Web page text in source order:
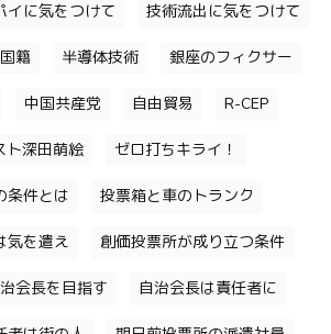
イに気をつけて 技術流出に気をつけて
籍 半導体技術 銀座のフィクサー
中国共産党 自由貿易 R-CEP
ト深田萌絵 ゼロ打ちキライ！
条件とは 投票箱と車のトランク
気を遣え 創価投票所が成り立つ条件
会長を目指す 自治会長は責任者に